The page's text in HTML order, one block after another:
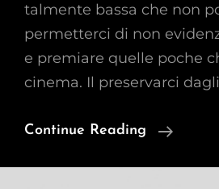
talmente bassa che non
permetterci di non
e premiare quelle poche
cinema. Il preservarci
Continue Reading
Se